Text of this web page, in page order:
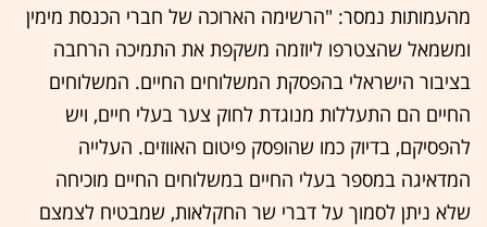
מהעמותות נמסר: "הרשימה הארוכה של חברי הכנסת מימין
ומשמאל שהצטרפו ליוזמה משקפת את התמיכה הרחבה
בציבור הישראלי בהפסקת המשלוחים החיים. המשלוחים
החיים הם התעללות מנוגדת לחוק צער בעלי חיים, ויש
להפסיקם, בדיוק כמו שהופסק פיטום האווזים. העלייה
המדאיגה במספר בעלי החיים במשלוחים החיים מוכיחה
שלא ניתן לסמוך על דברי שר החקלאות, שמבטיח לצמצם